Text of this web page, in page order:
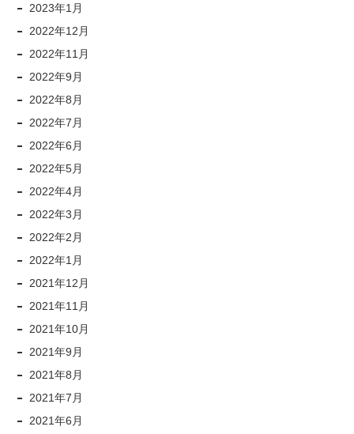
2023年1月
2022年12月
2022年11月
2022年9月
2022年8月
2022年7月
2022年6月
2022年5月
2022年4月
2022年3月
2022年2月
2022年1月
2021年12月
2021年11月
2021年10月
2021年9月
2021年8月
2021年7月
2021年6月